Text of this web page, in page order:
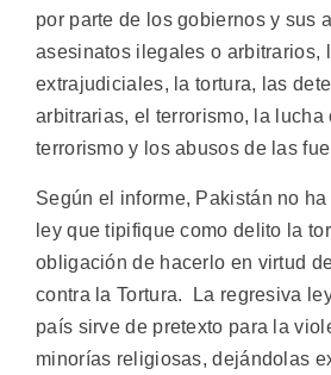
por parte de los gobiernos y sus
asesinatos ilegales o arbitrarios,
extrajudiciales, la tortura, las
arbitrarias, el terrorismo, la lucha
terrorismo y los abusos de las
Según el informe, Pakistán no
ley que tipifique como delito la
obligación de hacerlo en virtud
contra la Tortura. La regresiva
país sirve de pretexto para la
minorías religiosas, dejándolas